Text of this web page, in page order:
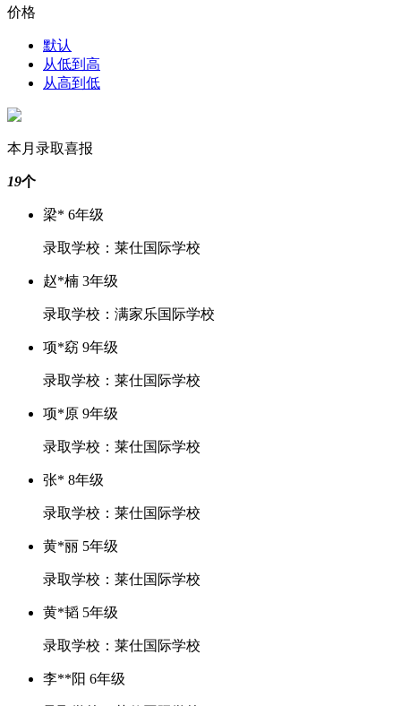
价格
默认
从低到高
从高到低
本月录取喜报
19个
梁* 6年级
录取学校：莱仕国际学校
赵*楠 3年级
录取学校：满家乐国际学校
项*窈 9年级
录取学校：莱仕国际学校
项*原 9年级
录取学校：莱仕国际学校
张* 8年级
录取学校：莱仕国际学校
黄*丽 5年级
录取学校：莱仕国际学校
黄*韬 5年级
录取学校：莱仕国际学校
李**阳 6年级